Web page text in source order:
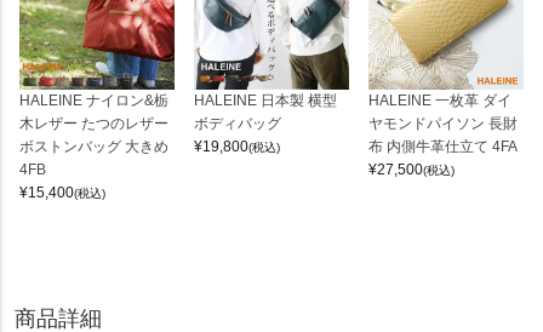
HALEINE ナイロン&栃
木レザー たつのレザー
ボストンバッグ 大きめ
4FB
¥15,400(税込)
HALEINE 日本製 横型
ボディバッグ
¥19,800(税込)
HALEINE 一枚革 ダイ
ヤモンドパイソン 長財
布 内側牛革仕立て 4FA
¥27,500(税込)
商品詳細